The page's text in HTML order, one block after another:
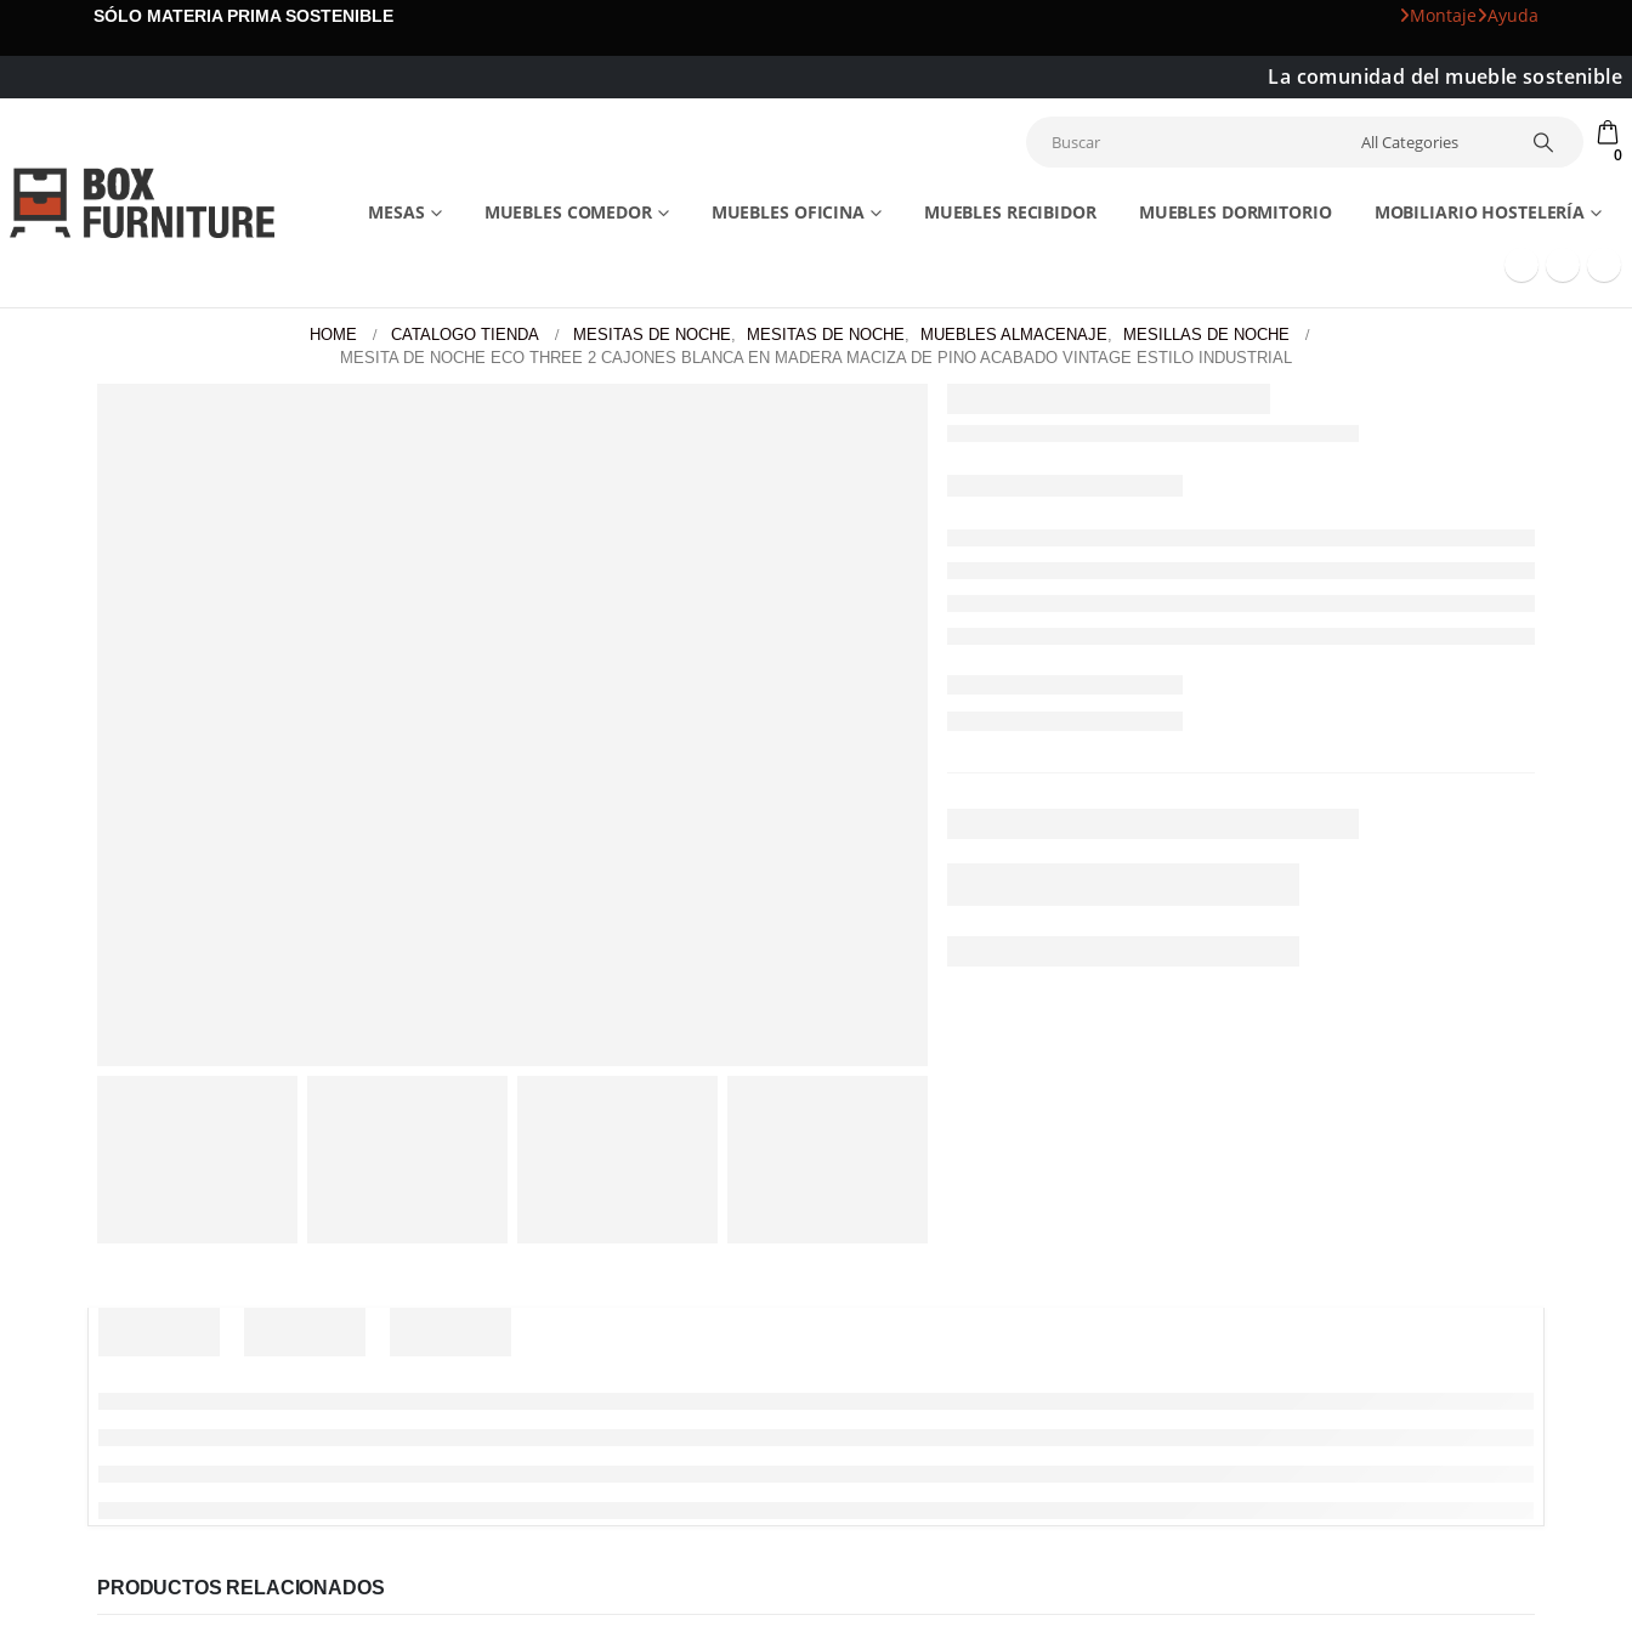
SÓLO MATERIA PRIMA SOSTENIBLE Montaje Ayuda
La comunidad del mueble sostenible
0
MESAS MUEBLES COMEDOR MUEBLES OFICINA MUEBLES RECIBIDOR MUEBLES DORMITORIO MOBILIARIO HOSTELERÍA
HOME CATALOGO TIENDA MESITAS DE NOCHE, MESITAS DE NOCHE, MUEBLES ALMACENAJE,
MESILLAS DE NOCHE
MESITA DE NOCHE ECO THREE 2 CAJONES BLANCA EN MADERA MACIZA DE PINO ACABADO VINTAGE ESTILO INDUSTRIAL
PRODUCTOS RELACIONADOS